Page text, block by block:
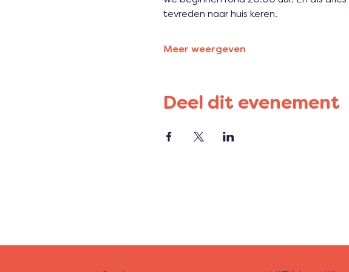
tevreden naar huis keren.
Meer weergeven
Deel dit evenement